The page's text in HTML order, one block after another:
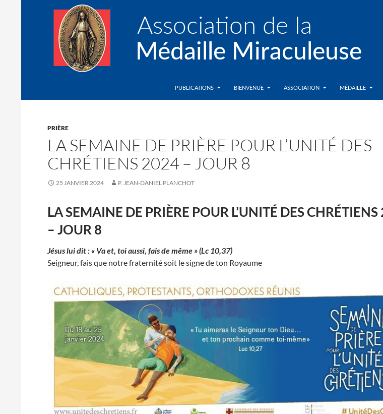
Association de la Médaille MiraculeusePUBLICATIONS
BIENVENUE ASSOCIATION MÉDAILLE
PRIÈRE
LA SEMAINE DE PRIÈRE POUR L’UNITÉ DES
CHRÉTIENS 2024 – JOUR 8
25 JANVIER 2024 P. JEAN-DANIEL PLANCHOT
LA SEMAINE DE PRIÈRE POUR L’UNITÉ DES
– JOUR 8
Jésus lui dit : « Va et, toi aussi, fais de même » (Lc 10,37)
Seigneur, fais que notre fraternité soit le signe de ton Royaume